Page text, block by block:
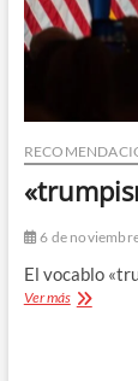
6 de
El vocablo
Ver más«trumpismo»,